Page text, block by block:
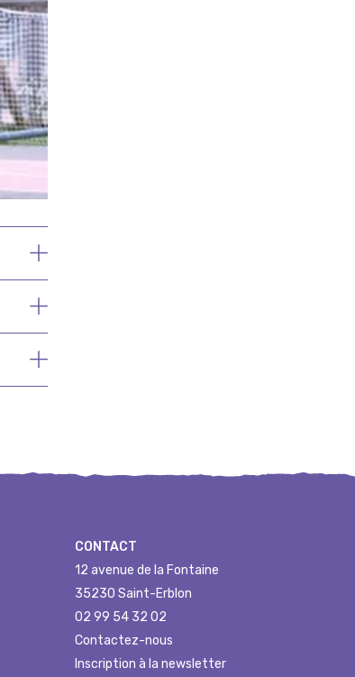
CONTACT
12 avenue de la Fontaine
35230 Saint-Erblon
02 99 54 32 02
Contactez-nous
Inscription à la newsletter